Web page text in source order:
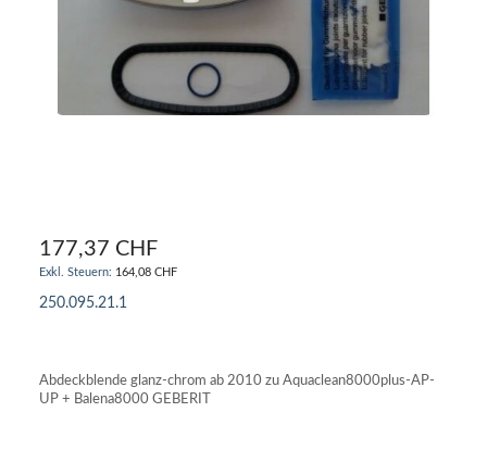
177,37 CHF
164,08 CHF
250.095.21.1
Abdeckblende glanz-chrom ab 2010 zu Aquaclean8000plus-AP-
UP + Balena8000 GEBERIT